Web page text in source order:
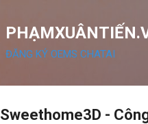
ĐĂNG KÝ OEMS CHATAI
Sweethome3D -